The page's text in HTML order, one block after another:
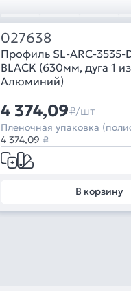
027638
Профиль SL-ARC-3535-
BLACK (630мм, дуга 1
Алюминий)
4 374,09₽/шт
Пленочная упаковка
4 374,09 ₽
В корзину